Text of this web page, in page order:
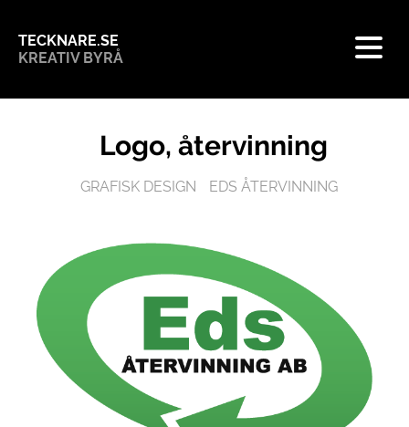
TECKNARE.SE
KREATIV BYRÅ
Logo, återvinning
GRAFISK DESIGN EDS ÅTERVINNING